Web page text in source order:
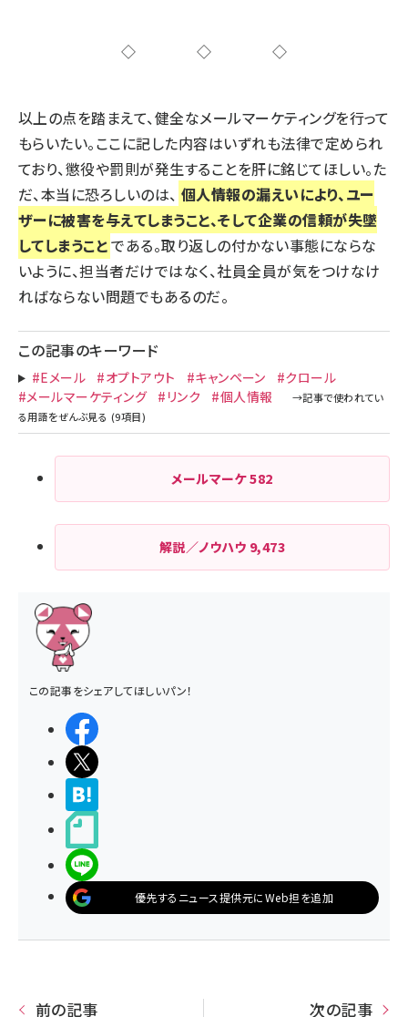
◇◇◇
以上の点を踏まえて、健全なメールマーケティングを行って
もらいたい。ここに記した内容はいずれも法律で定められ
ており、懲役や罰則が発生することを肝に銘じてほしい。た
だ、本当に恐ろしいのは、 個人情報の漏えいにより、ユー
ザーに被害を与えてしまうこと、そして企業の信頼が失墜
してしまうことである。取り返しの付かない事態にならな
いように、担当者だけではなく、社員全員が気をつけなけ
ればならない問題でもあるのだ。
この記事のキーワード
#Eメール #オプトアウト #キャンペーン
#クロール
#メールマーケティング
#リンク #個人情報
メールマーケ582
解説／ノウハウ 9,473
この記事をシェアしてほしいパン！
優先するニュース提供元にWeb担を追加
前の記事 次の記事